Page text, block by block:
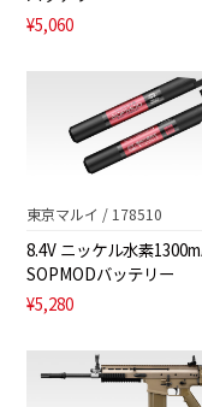
¥5,060
東京マルイ / 178510
8.4V ニッケル水素
SOPMODバッテリー
¥5,280